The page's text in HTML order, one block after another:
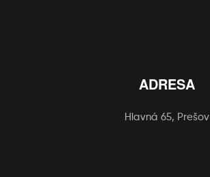
ADRESA
Hlavná 65, Prešov